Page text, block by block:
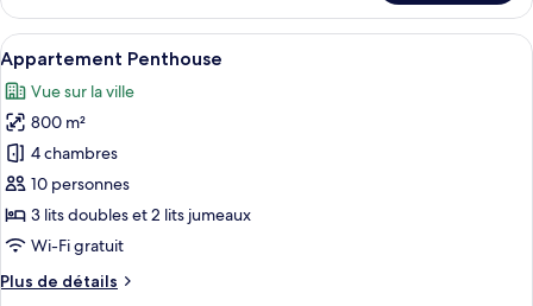
Suite
luxueuse
Afficher
toutes
les
photos
pour
ce
type
de
chambre :
Appartement
Appartement Penthouse | Coffre-
3
Appartement Penthouse
Vue sur la ville
800 m²
4 chambres
10 personnes
3 lits doubles et 2 lits jumeaux
Wi-Fi gratuit
Plus de détails
Plus